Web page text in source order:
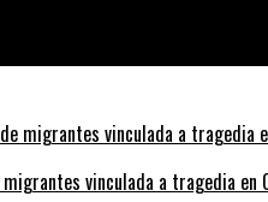
vinculada a tragedia en